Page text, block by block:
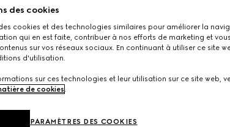
des cookies
cookies et des technologies similaires pour améliorer la
qui en est faite, contribuer à nos efforts de marketing et
sur vos réseaux sociaux. En continuant à utiliser ce site
d'utilisation.
sur ces technologies et leur utilisation sur ce site web,
de cookies.
PARAMÈTRES DES COOKIES